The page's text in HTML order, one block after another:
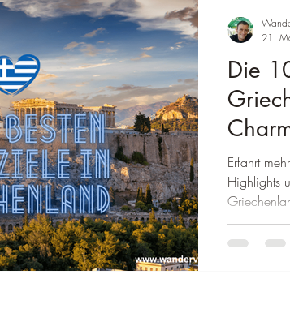
Reiseziele Portugal Reiseziel
Norwegen Reiseziel Deutschland Reiseziel Italien
Rheinland-Pfalz Reiseziel Baden-Württemberg
Thailand Reiseziele Brasilien Reiseziele
Die
Erfahrt
Highlights
21.